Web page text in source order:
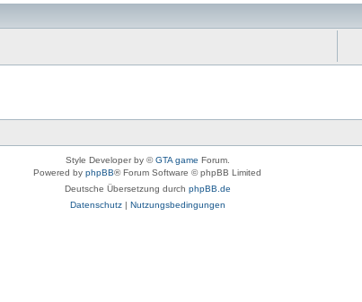
Style Developer by ©GTA game Forum.
Powered by phpBB® Forum Software © phpBB Limited
Deutsche Übersetzung durch phpBB.de
Datenschutz| Nutzungsbedingungen